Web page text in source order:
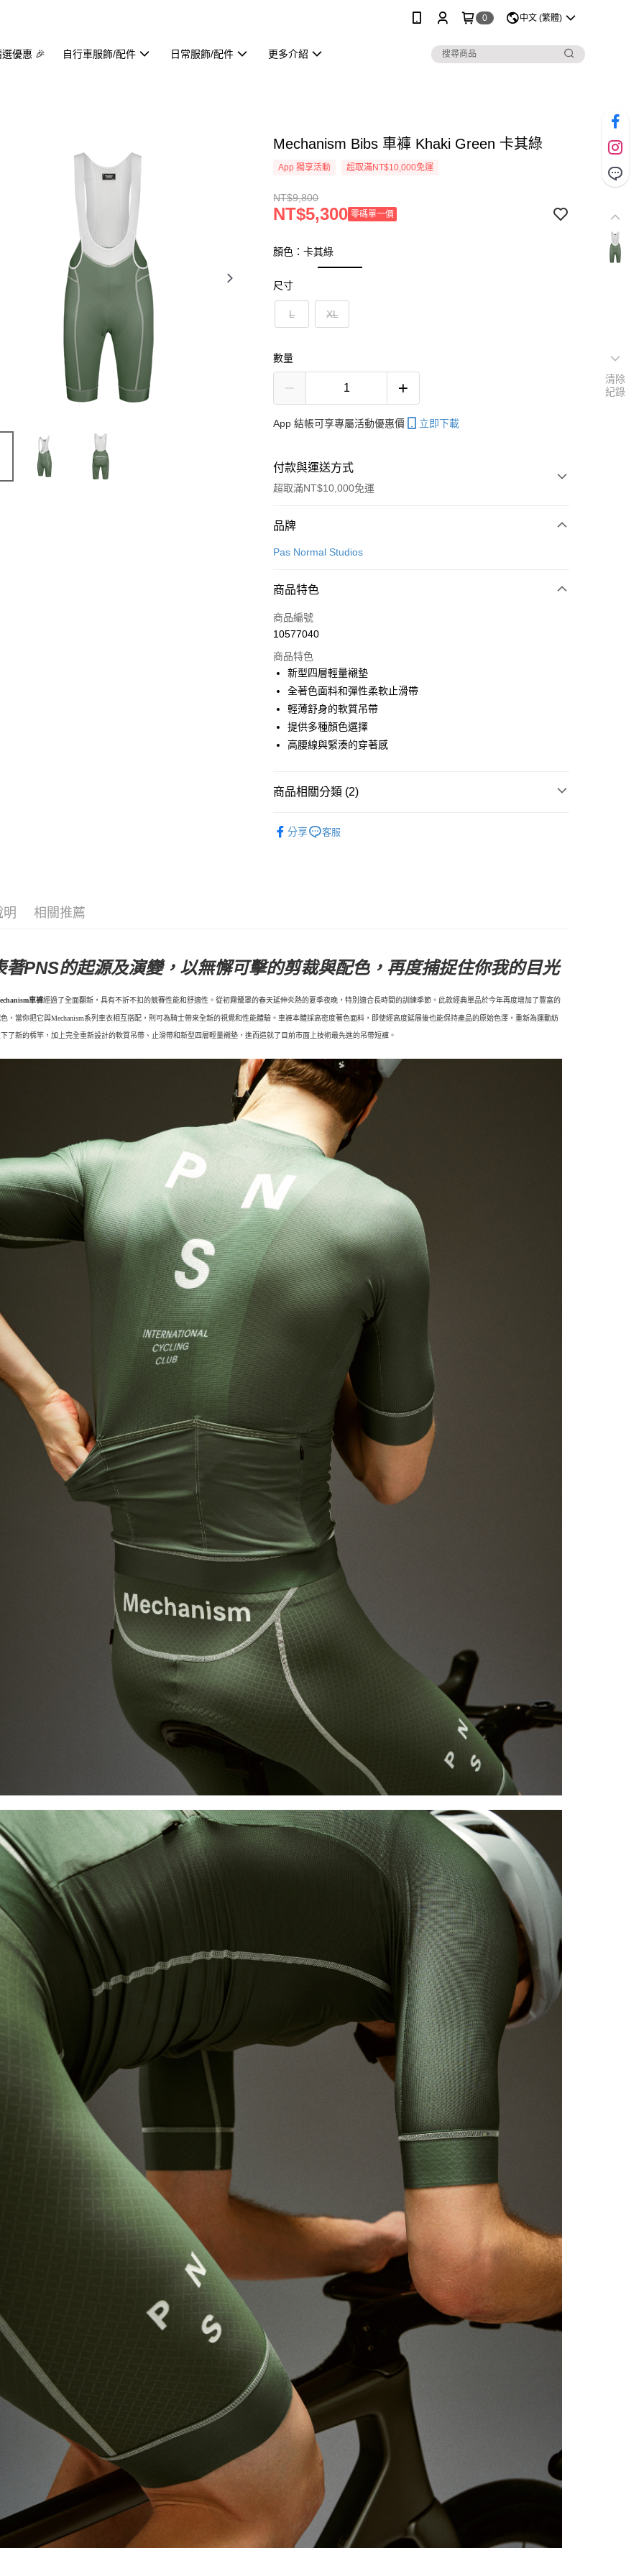
0 中文 (繁體)
優惠 🎉 自行車服飾/配件 日常服飾/配件 更多介紹
Mechanism Bibs 車褲 Khaki Green 卡其綠
App 獨享活動 超取滿NT$10,000免運
NT$9,800
NT$5,300 零碼單一價
顏色：卡其綠
尺寸
L XL
數量
App 結帳可享專屬活動優惠價 立即下載
付款與運送方式
超取滿NT$10,000免運
付款方式
信用卡一次付款
Apple Pay
Google Pay
運送方式
全家店到店
每筆NT$80，滿NT$10,000(含以上)免運費
每筆NT$80，滿NT$10,000(含以上)免運費
品牌
Pas Normal Studios
商品特色
商品編號
10577040
商品特色
新型四層輕量襯墊
全著色面料和彈性柔軟止滑帶
輕薄舒身的軟質吊帶
提供多種顏色選擇
高腰線與緊湊的穿著感
商品相關分類 (2)
分享 客服
明 相關推薦
著PNS的起源及演變，以無懈可擊的剪裁與配色，再度捕捉住你我的目光
車褲經過了全面翻新，具有不折不扣的競賽性能和舒適性。從初霧籠罩的春天延伸炎熱的夏季夜晚，特別適合長時間的訓練季節。此款經典單品於今年再度增加了豐富的
，當你把它與Mechanism系列車衣相互搭配，則可為騎士帶來全新的視覺和性能體驗。車褲本體採高密度著色面料，即使經高度延展後也能保持產品的原始色澤，重新為運動紡
了新的標竿，加上完全重新設計的軟質吊帶、止滑帶和新型四層輕量襯墊，進而造就了目前市面上技術最先進的吊帶短褲。
清除
紀錄